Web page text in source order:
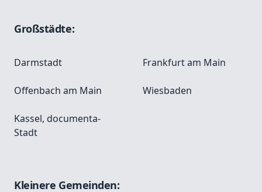
Großstädte:
Darmstadt Frankfurt am Main
Offenbach am Main Wiesbaden
Kassel, documenta-
Stadt
Kleinere Gemeinden: